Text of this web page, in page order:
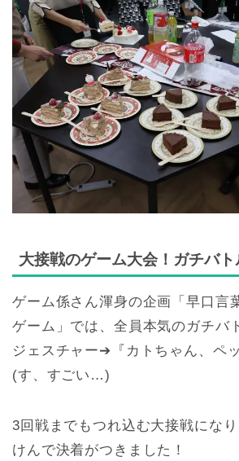
大接戦のゲーム大会！ガチバ
ゲーム係さん渾身の企画「早口言
ゲーム」では、全員本気のガチバ
ジェスチャー➔『カトちゃん、ペ
(す、すごい…)
3回戦までもつれ込む大接戦にな
けんで決着がつきました！